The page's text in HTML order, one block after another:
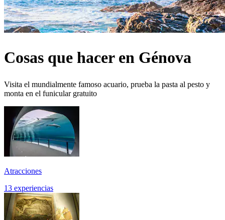
Cosas que hacer en Génova
Visita el mundialmente famoso acuario, prueba la pasta al pesto y
monta en el funicular gratuito
Atracciones
13 experiencias